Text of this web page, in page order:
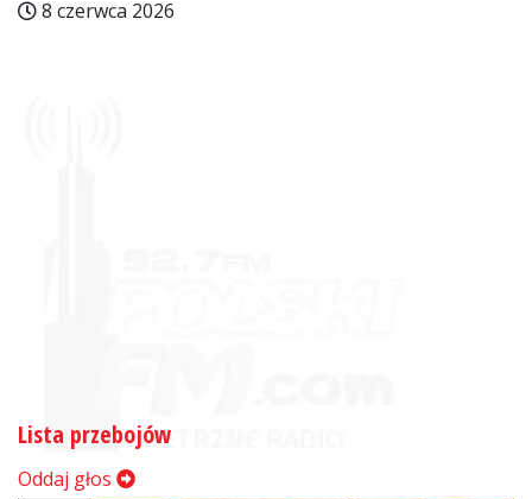
8 czerwca 2026
Lista przebojów
Oddaj głos